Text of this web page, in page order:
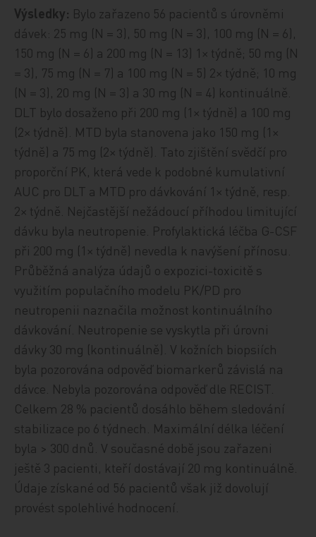
Výsledky: Bylo zařazeno 56 pacientů s úrovněmi
dávek: 25 mg (N = 3), 50 mg (N = 3), 100 mg (N = 6),
150 mg (N = 6) a 200 mg (N = 13) 1× týdně; 50 mg (N
= 3), 75 mg (N = 7) a 100 mg (N = 5) 2× týdně; 10 mg
(N = 3), 20 mg (N = 3) a 30 mg (N = 4) kontinuálně.
DLT bylo dosaženo při 200 mg (1× týdně) a 100 mg
(2× týdně). MTD byla stanovena jako 150 mg (1×
týdně) a 75 mg (2× týdně). Tato zjištění svědčí pro
proporční PK, která vede k podobné kumulativní
AUC pro DLT a MTD pro dávkování 1× týdně, resp.
2× týdně. Nejčastější nežádoucí příhodou limitující
dávku byla neutropenie. Profylaktická léčba G-CSF
při 200 mg (1× týdně) nevedla k navýšení přínosu.
Průběžná analýza údajů o expozici-toxicitě s
využitím populačního modelu PK/PD pro
neutropenii naznačila možnost kontinuálního
dávkování. Neutropenie se vyskytla při úrovni
dávky 30 mg (kontinuálně). V kožních biopsiích
byla pozorována odpověď biomarkerů závislá na
dávce. Nebyla pozorována odpověď dle RECIST.
Celkem 28 % pacientů dosáhlo během sledování
stabilizace po 6 týdnech. Maximální délka léčení
byla > 300 dnů. V současné době jsou zařazeni
ještě 3 pacienti, kteří dostávají 20 mg kontinuálně.
Údaje získané od 56 pacientů však již dovolují
provést spolehlivé hodnocení.